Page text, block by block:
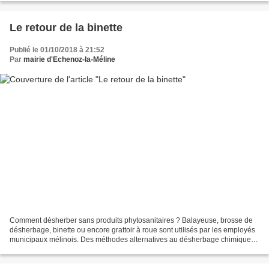
Le retour de la binette
Publié le 01/10/2018 à 21:52
Par mairie d'Echenoz-la-Méline
Comment désherber sans produits phytosanitaires ? Balayeuse, brosse de
désherbage, binette ou encore grattoir à roue sont utilisés par les employés
municipaux mélinois. Des méthodes alternatives au désherbage chimique,